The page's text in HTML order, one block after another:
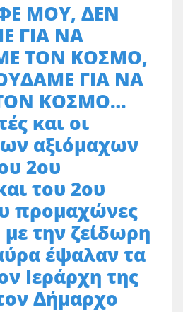
ΜΟΥ, ΔΕΝ
ΓΙΑ ΝΑ
ΤΟΝ ΚΟΣΜΟ,
ΓΙΑ ΝΑ
ΚΟΣΜΟ…
και οι
αξιόμαχων
2ου
του 2ου
προμαχώνες
την ζείδωρη
έψαλαν τα
Ιεράρχη της
Δήμαρχο